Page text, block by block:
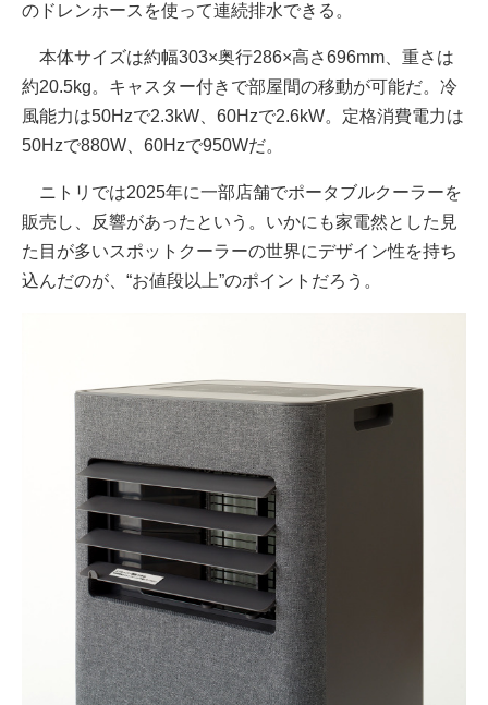
のドレンホースを使って連続排水できる。
本体サイズは約幅303×奥行286×高さ696mm、重さは
約20.5kg。キャスター付きで部屋間の移動が可能だ。冷
風能力は50Hzで2.3kW、60Hzで2.6kW。定格消費電力は
50Hzで880W、60Hzで950Wだ。
ニトリでは2025年に一部店舗でポータブルクーラーを
販売し、反響があったという。いかにも家電然とした見
た目が多いスポットクーラーの世界にデザイン性を持ち
込んだのが、“お値段以上”のポイントだろう。